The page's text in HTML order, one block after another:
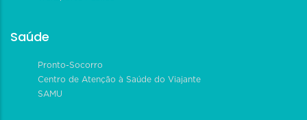
Saúde
Pronto-Socorro
Centro de Atenção à Saúde do Viajante
SAMU